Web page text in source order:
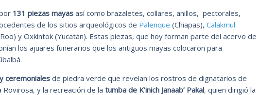
131 piezas mayas así como brazaletes, collares, anillos, pectorales,
de los sitios arqueológicos de Palenque (Chiapas), Calakmul
y Oxkintok (Yucatán). Estas piezas, que hoy forman parte del acervo de
los ajuares funerarios que los antiguos mayas colocaron para
ceremonialesde piedra verde que revelan los rostros de dignatarios de
Rovirosa, y la recreación de la tumba de K’inich Janaab’ Pakal, quien dirigió la